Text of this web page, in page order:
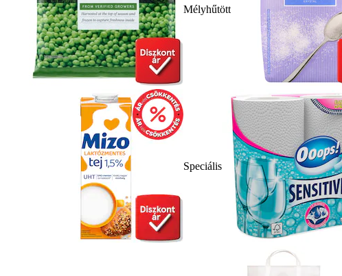
Mélyhűtött
Speciális